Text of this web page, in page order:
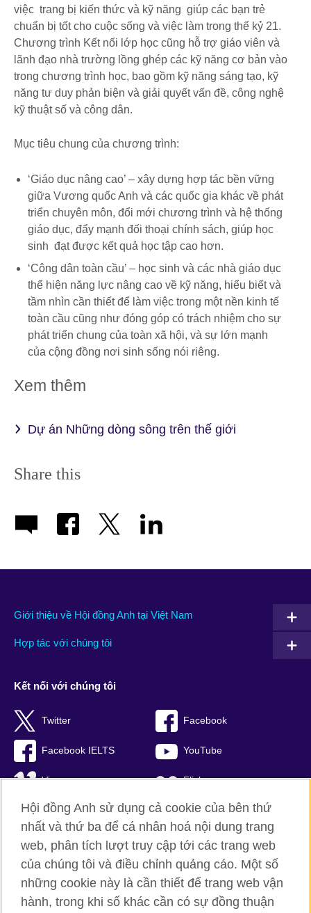
việc trang bị kiến thức và kỹ năng giúp các bạn trẻ
chuẩn bị tốt cho cuộc sống và việc làm trong thế kỷ 21.
Chương trình Kết nối lớp học cũng hỗ trợ giáo viên và
lãnh đạo nhà trường lồng ghép các kỹ năng cơ bản vào
trong chương trình học, bao gồm kỹ năng sáng tạo, kỹ
năng tư duy phản biện và giải quyết vấn đề, công nghệ
kỹ thuật số và công dân.
Mục tiêu chung của chương trình:
‘Giáo dục nâng cao’ – xây dựng hợp tác bền vững
giữa Vương quốc Anh và các quốc gia khác về phát
triển chuyên môn, đổi mới chương trình và hệ thống
giáo dục, đẩy mạnh đối thoại chính sách, giúp học
sinh đạt được kết quả học tập cao hơn.
‘Công dân toàn cầu’ – học sinh và các nhà giáo dục
thể hiện năng lực nâng cao về kỹ năng, hiểu biết và
tầm nhìn cần thiết để làm việc trong một nền kinh tế
toàn cầu cũng như đóng góp có trách nhiệm cho sự
phát triển chung của toàn xã hội, và sự lớn mạnh
của cộng đồng nơi sinh sống nói riêng.
Xem thêm
Dự án Những dòng sông trên thế giới
Share this
Giới thiệu về Hội đồng Anh tại Việt Nam
Hợp tác với chúng tôi
Kết nối với chúng tôi
Twitter Facebook
Facebook IELTS YouTube
Vimeo Flickr
RSS TikTok
Hội đồng Anh toàn cầu
Bảo mật thông tin và quy định sử dụng
Hội đồng Anh sử dụng cả cookie của bên thứ
nhất và thứ ba để cá nhân hoá nội dung trang
web, phân tích lượt truy cập tới các trang web
của chúng tôi và điều chỉnh quảng cáo. Một số
những cookie này là cần thiết để trang web vận
hành, trong khi số khác cần có sự đồng thuận